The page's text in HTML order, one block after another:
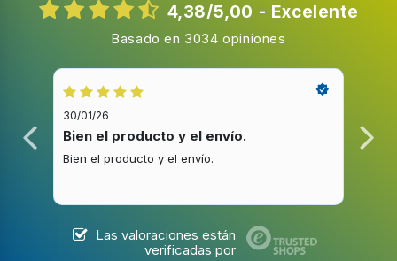
4,38/5,00 - Excelente
Basado en 3034 opiniones
30/01/26
Bien el producto y el envío.
Bien el producto y el envío.
Las valoraciones están
verificadas por